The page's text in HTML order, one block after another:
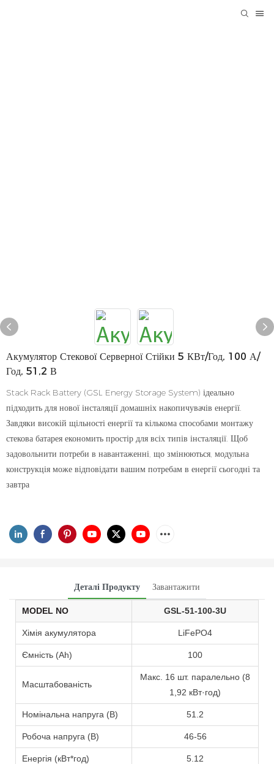
Акумулятор Стекової Серверної Стійки 5 КВт/год, 100 А/
Год, 51,2 В
Stack Rack Battery (GSL Energy Storage System) ідеально
підходить для нової інсталяції домашніх накопичувачів енергії.
Завдяки високій щільності енергії та кількома способами монтажу
стекова батарея економить простір для всіх типів інсталяції. Щоб
задовольнити потреби в навантаженні, що змінюються, модульна
конструкція може відповідати вашим потребам в енергії сьогодні та
завтра
Деталі Продукту Завантажити
MODEL NO GSL-51-100-3U
Хімія акумулятора LiFePO4
Ємність (Ah) 100
Масштабованість
Макс. 16 шт. паралельно (8
1,92 кВт·год)
Номінальна напруга (В) 51.2
Робоча напруга (В) 46-56
Енергія (кВт*год) 5.12